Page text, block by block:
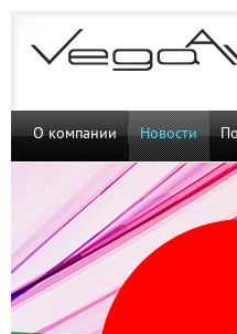
О компании Новости